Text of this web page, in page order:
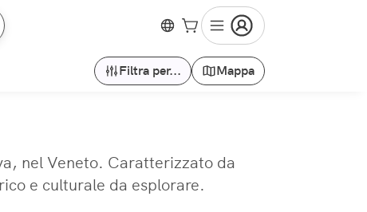
Filtra per... Mappa
nel Veneto. Caratterizzato da
e culturale da esplorare.